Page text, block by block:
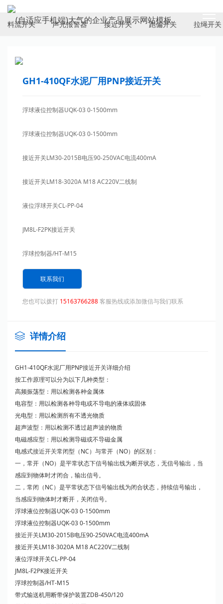
ELECTRICAL SWITCH
料流开关 声光报警器 接近开关 跑偏开关 拉绳开关
GH1-410QF水泥厂用PNP接近开关
浮球液位控制器UQK-03 0-1500mm
浮球液位控制器UQK-03 0-1500mm
接近开关LM30-2015B电压90-250VAC电流400mA
接近开关LM18-3020A M18 AC220V二线制
液位浮球开关CL-PP-04
JM8L-F2PK接近开关
浮球控制器/HT-M15
联系我们
您也可以拨打 15163766288客服热线或添加微信与我们联系
详情介绍
GH1-410QF水泥厂用PNP接近开关详细介绍
按工作原理可以分为以下几种类型：
高频振荡型：用以检测各种金属体
电容型：用以检测各种导电或不导电的液体或固体
光电型：用以检测所有不透光物质
超声波型：用以检测不透过超声波的物质
电磁感应型：用以检测导磁或不导磁金属
电感式接近开关常闭型（NC）与常开（NO）的区别：
一，常开（NO）是平常状态下信号输出线为断开状态，无信号输出，当
感应到物体时才闭合，输出信号。
二，常闭（NC）是平常状态下信号输出线为闭合状态，持续信号输出，
当感应到物体时才断开，关闭信号。
浮球液位控制器UQK-03 0-1500mm
浮球液位控制器UQK-03 0-1500mm
接近开关LM30-2015B电压90-250VAC电流400mA
接近开关LM18-3020A M18 AC220V二线制
液位浮球开关CL-PP-04
JM8L-F2PK接近开关
浮球控制器/HT-M15
带式输送机用断带保护装置ZDB-450/120